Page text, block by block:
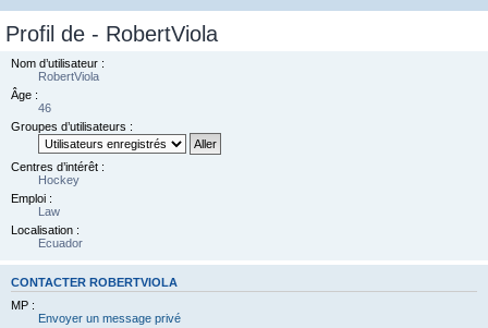
Profil de - RobertViola
Nom d’utilisateur :
RobertViola
Âge :
46
Groupes d’utilisateurs :
Centres d’intérêt :
Hockey
Emploi :
Law
Localisation :
Ecuador
CONTACTER ROBERTVIOLA
MP :
Envoyer un message privé